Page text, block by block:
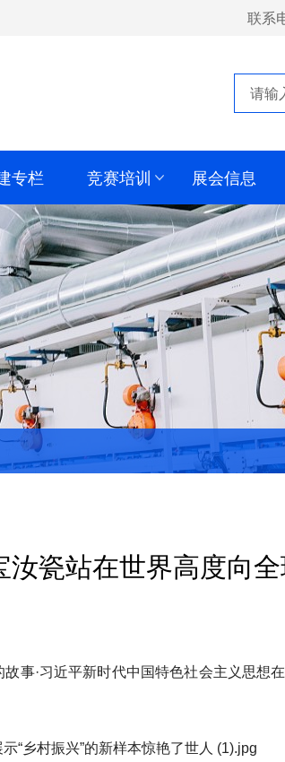
联系
专栏 竞赛培训 展会信息
瓷站在世界高度向
事·习近平新时代中国特色社会主义思想